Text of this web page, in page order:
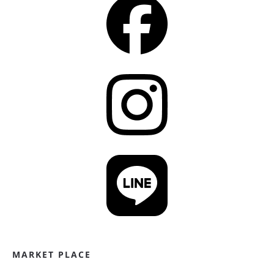
MARKET PLACE